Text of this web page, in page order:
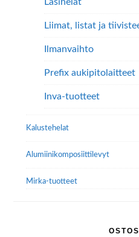
Liimat, listat ja
Ilmanvaihto
Prefix aukipitolaitteet
Inva-tuotteet
Kalustehelat
Alumiini­komposiitti­levyt
Mirka-tuotteet